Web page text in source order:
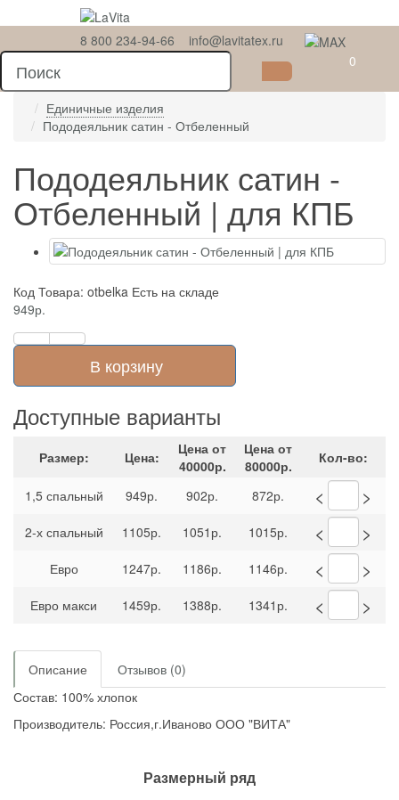
8 800 234-94-66
info@lavitatex.ru
0
Единичные изделия
Пододеяльник сатин - Отбеленный
Пододеяльник сатин -
Отбеленный | для КПБ
Код Товара: otbelka Есть на складе
949р.
В корзину
Доступные варианты
Размер: Цена:
Цена от
40000р.
Цена от
80000р.
Кол-во:
1,5 спальный 949р. 902р. 872р. < >
2-х спальный 1105р. 1051р. 1015р. < >
Евро 1247р. 1186р. 1146р. < >
Евро макси 1459р. 1388р. 1341р. < >
Описание
Отзывов (0)
Состав: 100% хлопок
Производитель: Россия,г.Иваново ООО "ВИТА"
Размерный ряд